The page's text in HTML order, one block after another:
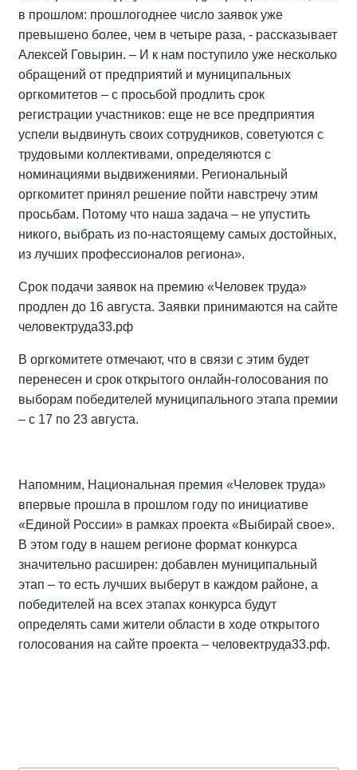
в прошлом: прошлогоднее число заявок уже
превышено более, чем в четыре раза, - рассказывает
Алексей Говырин. – И к нам поступило уже несколько
обращений от предприятий и муниципальных
оргкомитетов – с просьбой продлить срок
регистрации участников: еще не все предприятия
успели выдвинуть своих сотрудников, советуются с
трудовыми коллективами, определяются с
номинациями выдвижениями. Региональный
оргкомитет принял решение пойти навстречу этим
просьбам. Потому что наша задача – не упустить
никого, выбрать из по-настоящему самых достойных,
из лучших профессионалов региона».
Срок подачи заявок на премию «Человек труда»
продлен до 16 августа. Заявки принимаются на сайте
человектруда33.рф
В оргкомитете отмечают, что в связи с этим будет
перенесен и срок открытого онлайн-голосования по
выборам победителей муниципального этапа премии
– с 17 по 23 августа.
Напомним, Национальная премия «Человек труда»
впервые прошла в прошлом году по инициативе
«Единой России» в рамках проекта «Выбирай свое».
В этом году в нашем регионе формат конкурса
значительно расширен: добавлен муниципальный
этап – то есть лучших выберут в каждом районе, а
победителей на всех этапах конкурса будут
определять сами жители области в ходе открытого
голосования на сайте проекта – человектруда33.рф.